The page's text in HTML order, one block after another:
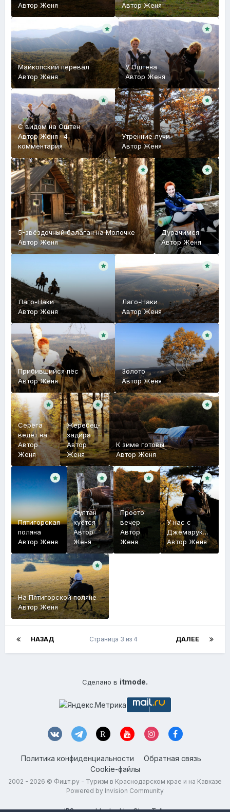
Автор Женя
АвторЖеня
Майкопский перевал
АвторЖеня
У Оштена
АвторЖеня
С видом на Оштен
АвторЖеня·4
комментария
Утренние лучи
АвторЖеня
5-звёздочный балаган на Молочке
АвторЖеня
Дурачимся
Автор Женя
Лаго-Наки
АвторЖеня
Лаго-Наки
АвторЖеня
Прибившийся пёс
АвторЖеня
Золото
АвторЖеня
Серёга
ведёт нас
на плато
Автор
Женя
Жеребец-
задира
Автор
Женя
К зиме готовы
АвторЖеня
Пятигорская
поляна
Автор Женя
Султан
куётся
Автор
Женя
Просто
вечер
Автор
Женя
У нас с
Джемаруком
взаимная
любовь
Автор Женя
На Пятигорской поляне
АвторЖеня
НАЗАД ДАЛЕЕ
Страница 3 из 4
Сделано в itmode.
Политика конфиденциальности
Обратная связь
Cookie-файлы
2002 - 2026 © Фишт.ру - Туризм в Краснодарском крае и на Кавказе
Powered by Invision Community
IPS spamblocked by CleanTalk.